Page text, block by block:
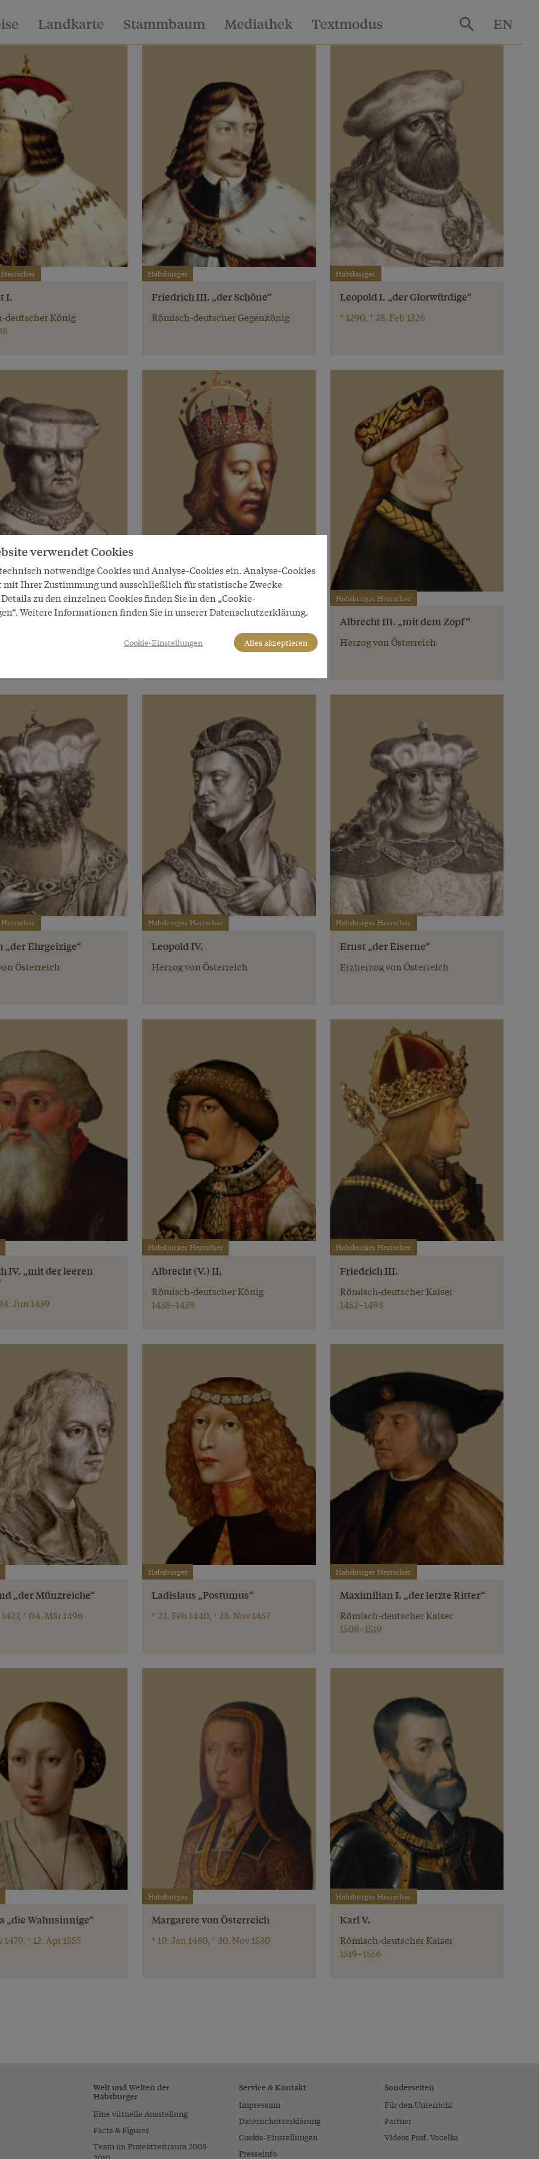
Landkarte Stammbaum Mediathek Textmodus EN
I.
deutscher König
Habsburger
Friedrich III. „der Schöne“
Römisch-deutscher Gegenkönig
Habsburger
Leopold I. „der Glorwürdige“
* 1290, † 28. Feb 1326
II. „der Weise“
Habsburger Herrscher
Herzog von Österreich
Habsburger Herrscher
Albrecht III. „mit dem Zopf“
Herzog von Österreich
„der Ehrgeizige“
Österreich
Habsburger Herrscher
Leopold IV.
Herzog von Österreich
Habsburger Herrscher
Ernst „der Eiserne“
Erzherzog von Österreich
IV. „mit der leeren
Jun 1439
Habsburger Herrscher
Albrecht (V.) II.
Römisch-deutscher König
1438–1439
Habsburger Herrscher
Friedrich III.
Römisch-deutscher Kaiser
1452–1493
„der Münzreiche“
† 04. Mär 1496
Habsburger
Ladislaus „Postumus“
* 22. Feb 1440, † 23. Nov 1457
Habsburger Herrscher
Maximilian I. „der letzte Ritter“
Römisch-deutscher Kaiser
1508–1519
„die Wahnsinnige“
† 12. Apr 1555
Habsburger
Margarete von Österreich
* 10. Jan 1480, † 30. Nov 1530
Habsburger Herrscher
Karl V.
Römisch-deutscher Kaiser
1519–1556
Welt und Welten der
Habsburger
Eine virtuelle Ausstellung
Facts & Figures
Team im Projektzeitraum 2008-
Service & Kontakt
Impressum
Datenschutzerklärung
Cookie-Einstellungen
Presseinfo
Sonderseiten
Für den Unterricht
Partner
Videos Prof. Vocelka
verwendet Cookies
notwendige Cookies und Analyse-Cookies ein. Analyse-Cookies
mit Ihrer Zustimmung und ausschließlich für statistische Zwecke
zu den einzelnen Cookies finden Sie in den „Cookie-
Weitere Informationen finden Sie in unserer Datenschutzerklärung.
Cookie-Einstellungen Alles akzeptieren